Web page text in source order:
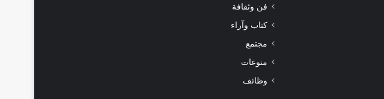
فن وثقافة
كتاب وآراء
مجتمع
منوعات
وظائف